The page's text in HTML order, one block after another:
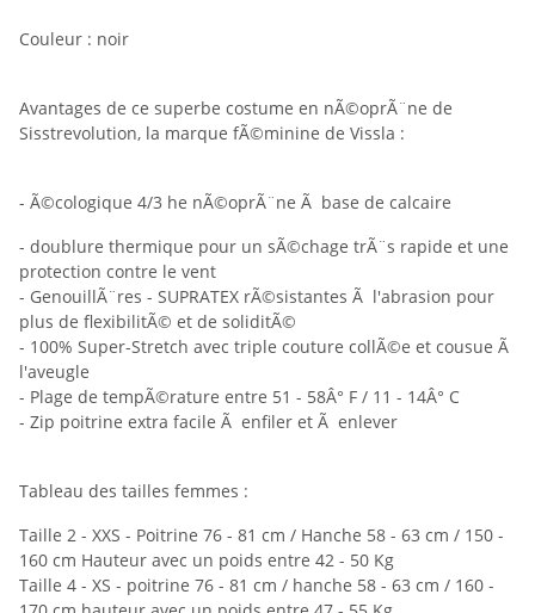
Couleur : noir
Avantages de ce superbe costume en nÃ©oprÃ¨ne de
Sisstrevolution, la marque fÃ©minine de Vissla :
- Ã©cologique 4/3 he nÃ©oprÃ¨ne Ã base de calcaire
- doublure thermique pour un sÃ©chage trÃ¨s rapide et une
protection contre le vent
- GenouillÃ¨res - SUPRATEX rÃ©sistantes Ã l'abrasion pour
plus de flexibilitÃ© et de soliditÃ©
- 100% Super-Stretch avec triple couture collÃ©e et cousue Ã
l'aveugle
- Plage de tempÃ©rature entre 51 - 58Â° F / 11 - 14Â° C
- Zip poitrine extra facile Ã enfiler et Ã enlever
Tableau des tailles femmes :
Taille 2 - XXS - Poitrine 76 - 81 cm / Hanche 58 - 63 cm / 150 -
160 cm Hauteur avec un poids entre 42 - 50 Kg
Taille 4 - XS - poitrine 76 - 81 cm / hanche 58 - 63 cm / 160 -